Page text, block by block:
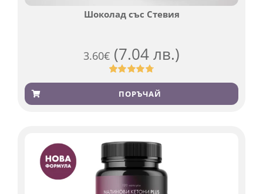
Шоколад със Стевия
3.60€ (7.04 лв.)
Оценен
4.79 от 5,
базирано
185
ПОРЪЧАЙ